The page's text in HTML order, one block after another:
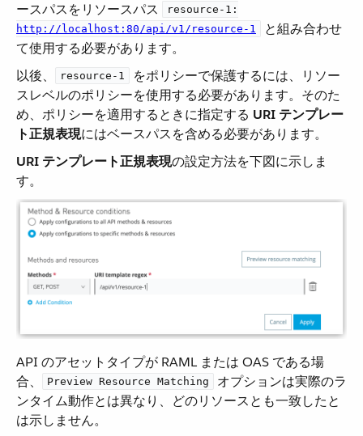
ースパスをリソースパス ​
resource-1:
http://localhost:80/api/v1/resource-1
​ と組み合わせ
て使用する必要があります。
以後、​
resource-1
​ をポリシーで保護するには、リソー
スレベルのポリシーを使用する必要があります。そのた
め、ポリシーを適用するときに指定する ​ URI テンプレー
ト正規表現​にはベースパスを含める必要があります。
URI テンプレート正規表現​の設定方法を下図に示しま
す。
API のアセットタイプが RAML または OAS である場
合、​
Preview Resource Matching
​ オプションは実際のラ
ンタイム動作とは異なり、どのリソースとも一致したと
は示しません。